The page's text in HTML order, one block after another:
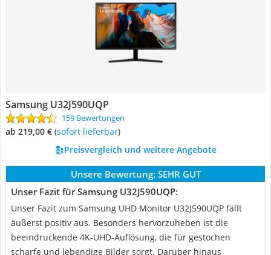
Samsung U32J590UQP
159 Bewertungen
ab 219,00 € ( Sofort lieferbar)
Preisvergleich und weitere Angebote
Unsere Bewertung: SEHR GUT
Unser Fazit für Samsung U32J590UQP:
Unser Fazit zum Samsung UHD Monitor U32J590UQP fällt
äußerst positiv aus. Besonders hervorzuheben ist die
beeindruckende 4K-UHD-Auflösung, die für gestochen
scharfe und lebendige Bilder sorgt. Darüber hinaus